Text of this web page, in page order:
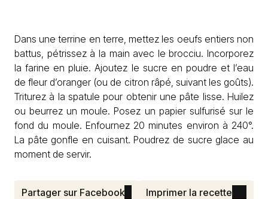
Dans une terrine en terre, mettez les oeufs entiers non
battus, pétrissez à la main avec le brocciu. Incorporez
la farine en pluie. Ajoutez le sucre en poudre et l’eau
de fleur d’oranger (ou de citron râpé, suivant les goûts).
Triturez à la spatule pour obtenir une pâte lisse. Huilez
ou beurrez un moule. Posez un papier sulfurisé sur le
fond du moule. Enfournez 20 minutes environ à 240°.
La pâte gonfle en cuisant. Poudrez de sucre glace au
moment de servir.
Partager sur Facebook Imprimer la recette